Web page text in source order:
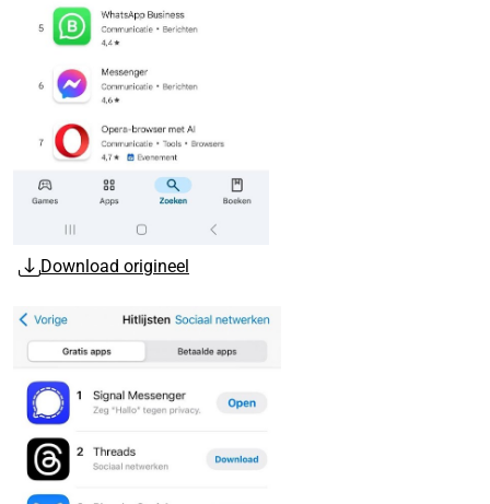
Download origineel